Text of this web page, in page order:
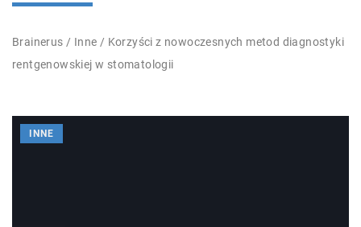
Brainerus / Inne / Korzyści z nowoczesnych metod diagnostyki
rentgenowskiej w stomatologii
INNE